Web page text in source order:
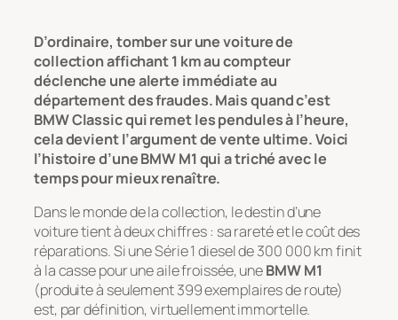
D’ordinaire, tomber sur une voiture de
collection affichant 1 km au compteur
déclenche une alerte immédiate au
département des fraudes. Mais quand c’est
BMW Classic qui remet les pendules à l’heure,
cela devient l’argument de vente ultime. Voici
l’histoire d’une BMW M1 qui a triché avec le
temps pour mieux renaître.
Dans le monde de la collection, le destin d’une
voiture tient à deux chiffres : sa rareté et le coût des
réparations. Si une Série 1 diesel de 300 000 km finit
à la casse pour une aile froissée, uneBMW M1
(produite à seulement 399 exemplaires de route)
est, par définition, virtuellement immortelle.